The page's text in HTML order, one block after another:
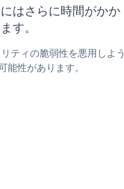
はさらに時間がかか
す。
ティの脆弱性を悪用しよう
性があります。